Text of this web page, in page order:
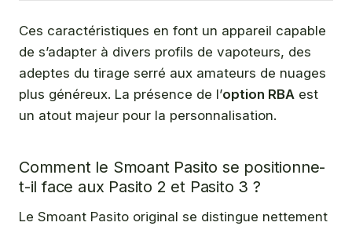
Ces caractéristiques en font un appareil capable
de s’adapter à divers profils de vapoteurs, des
adeptes du tirage serré aux amateurs de nuages
plus généreux. La présence de l’option RBA est
un atout majeur pour la personnalisation.
Comment le Smoant Pasito se positionne-
t-il face aux Pasito 2 et Pasito 3 ?
Le Smoant Pasito original se distingue nettement